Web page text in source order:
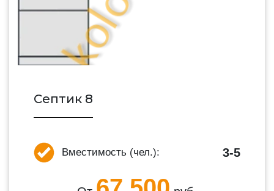
Септик 8
Вместимость (чел.): 3-5